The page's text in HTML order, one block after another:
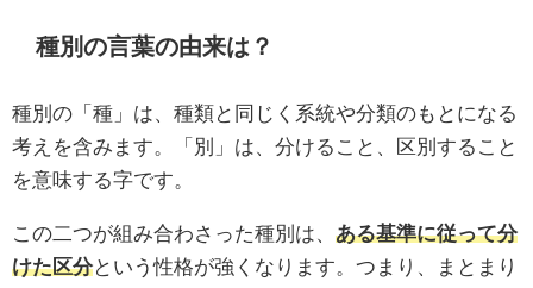
種別の言葉の由来は？
種別の「種」は、種類と同じく系統や分類のもとになる
考えを含みます。「別」は、分けること、区別すること
を意味する字です。
この二つが組み合わさった種別は、 ある基準に従って分
けた区分という性格が強くなります。つまり、まとまり